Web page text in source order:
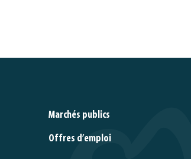
Marchés publics
Offres d’emploi